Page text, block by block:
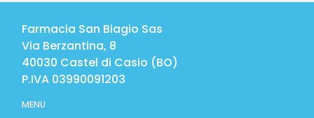
Farmacia San Biagio Sas
Via Berzantina, 8
40030 Castel di Casio (BO)
P.IVA 03990091203
MENU